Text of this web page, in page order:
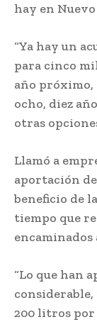
hay en
“Ya hay un
para cinco
año próximo,
ocho, diez
otras
Llamó a
aportación
beneficio de
tiempo que
encaminados
“Lo que han
200 litros por